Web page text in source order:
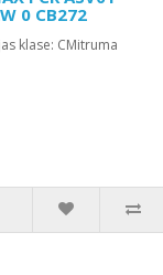
0 CB272
klase: CMitruma